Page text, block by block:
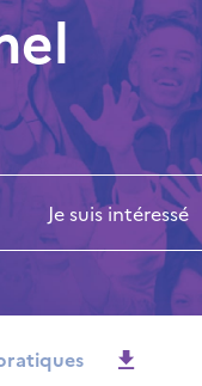
Je suis intéressé